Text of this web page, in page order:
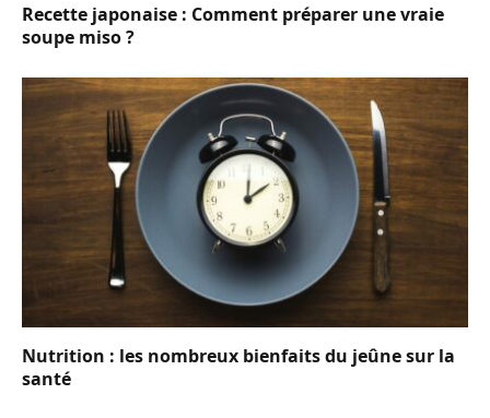
Recette japonaise : Comment préparer une vraie
soupe miso ?
Nutrition : les nombreux bienfaits du jeûne sur la
santé